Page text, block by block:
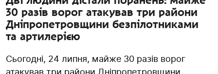
30 разів ворог атакував три райони
Дніпропетровщини безпілотниками
та артилерією
Сьогодні, 24 липня, майже 30 разів ворог
атакував три райони Дніпропетровщини